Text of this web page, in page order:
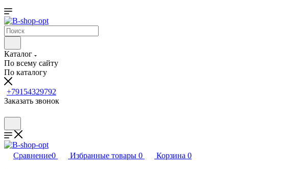
Каталог
По всему сайту
По каталогу
+79154329792
Заказать звонок
Сравнение0 Избранные товары 0 Корзина 0